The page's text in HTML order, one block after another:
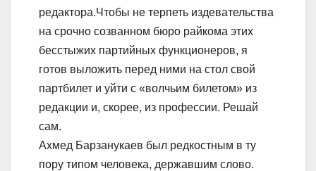
редактора.Чтобы не терпеть издевательства
на срочно созванном бюро райкома этих
бесстыжих партийных функционеров, я
готов выложить перед ними на стол свой
партбилет и уйти с «волчьим билетом» из
редакции и, скорее, из профессии. Решай
сам.
Ахмед Барзанукаев был редкостным в ту
пору типом человека, державшим слово.